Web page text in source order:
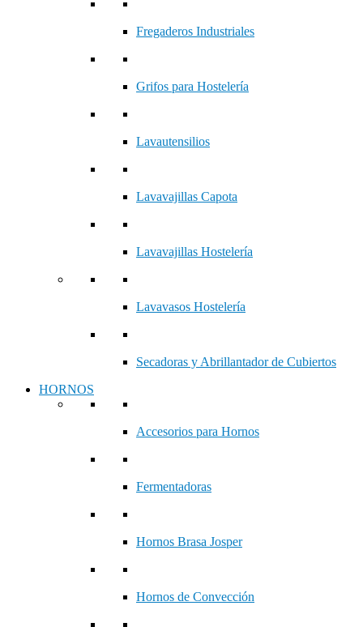
Fregaderos Industriales
Grifos para Hostelería
Lavautensilios
Lavavajillas Capota
Lavavajillas Hostelería
Lavavasos Hostelería
Secadoras y Abrillantador de Cubiertos
HORNOS
Accesorios para Hornos
Fermentadoras
Hornos Brasa Josper
Hornos de Convección